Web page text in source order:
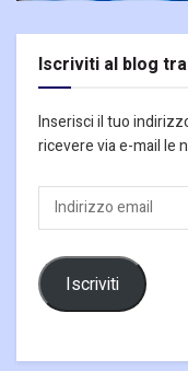
Iscriviti al blog
Inserisci il tuo
ricevere via e-mail le
Indirizzo
email
Iscriviti